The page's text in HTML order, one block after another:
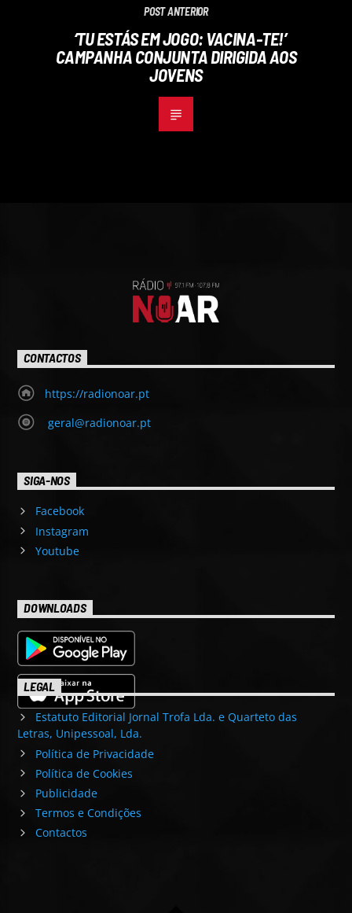
POST ANTERIOR
‘TU ESTÁS EM JOGO: VACINA-TE!’
CAMPANHA CONJUNTA DIRIGIDA AOS
JOVENS
CONTACTOS
https://radionoar.pt
geral@radionoar.pt
SIGA-NOS
Facebook
Instagram
Youtube
DOWNLOADS
LEGAL
Estatuto Editorial Jornal Trofa Lda. e Quarteto das
Letras, Unipessoal, Lda.
Política de Privacidade
Política de Cookies
Publicidade
Termos e Condições
Contactos